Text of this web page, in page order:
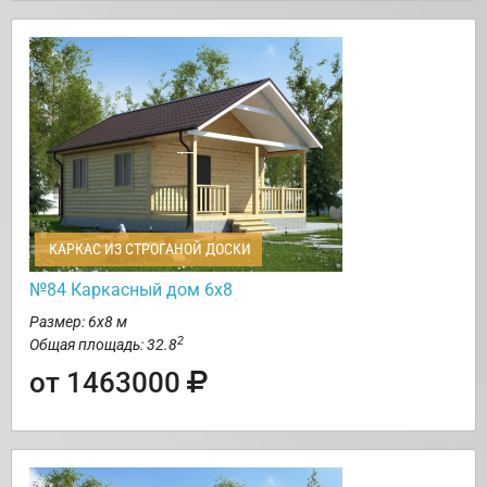
КАРКАС ИЗ СТРОГАНОЙ ДОСКИ
№84 Каркасный дом 6х8
Размер: 6х8 м
Общая площадь: 32.82
от 1463000